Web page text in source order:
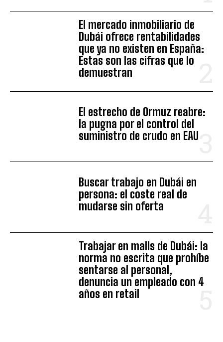
El mercado inmobiliario de
Dubái ofrece rentabilidades
que ya no existen en España:
Estas son las cifras que lo
demuestran
El estrecho de Ormuz reabre:
la pugna por el control del
suministro de crudo en EAU
Buscar trabajo en Dubái en
persona: el coste real de
mudarse sin oferta
Trabajar en malls de Dubái: la
norma no escrita que prohíbe
sentarse al personal,
denuncia un empleado con 4
años en retail